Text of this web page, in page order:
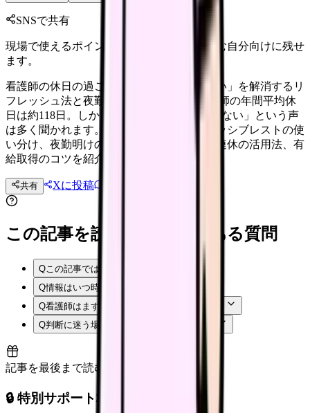
SNSで共有
現場で使えるポイントを、同僚やあとで読む自分向けに残せ
ます。
看護師の休日の過ごし方｜「疲れが取れない」を解消するリ
フレッシュ法と夜勤明けスケジュール 看護師の年間平均休
日は約118日。しかし「休んでも疲れが取れない」という声
は多く聞かれます。アクティブレストとパッシブレストの使
い分け、夜勤明けのタイムスケジュール、連休の活用法、有
給取得のコツを紹介します。
共有 Xに投稿
この記事を読む前後によくある質問
Qこの記事では何を確認できますか？
Q情報はいつ時点のものですか？
Q看護師はまず何から確認すればよいですか？
Q判断に迷う場合はどうすればよいですか？
記事を最後まで読むと解放
🔒 特別サポート枠（未開放）